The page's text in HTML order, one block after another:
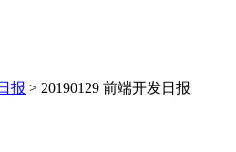
报 > 20190129 前端开发日报